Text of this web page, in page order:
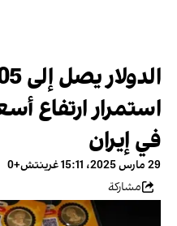
استمرار ارتفاع
في إيران
29 مارس 2025، 15:11 غرينتش+0
مشاركة